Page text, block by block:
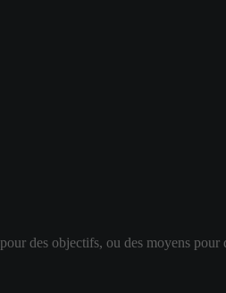
des objectifs, ou des moyens